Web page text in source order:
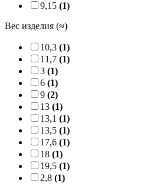
9,15 (1)
Вес изделия (≈)
10,3 (1)
11,7 (1)
3 (1)
6 (1)
9 (2)
13 (1)
13,1 (1)
13,5 (1)
17,6 (1)
18 (1)
19,5 (1)
2,8 (1)